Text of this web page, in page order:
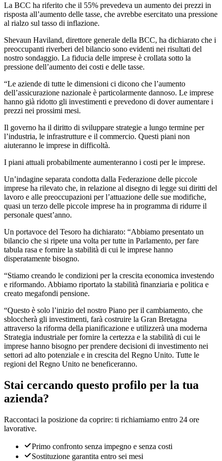
La BCC ha riferito che il 55% prevedeva un aumento dei prezzi in
risposta all’aumento delle tasse, che avrebbe esercitato una pressione
al rialzo sul tasso di inflazione.
Shevaun Haviland, direttore generale della BCC, ha dichiarato che i
preoccupanti riverberi del bilancio sono evidenti nei risultati del
nostro sondaggio. La fiducia delle imprese è crollata sotto la
pressione dell’aumento dei costi e delle tasse.
“Le aziende di tutte le dimensioni ci dicono che l’aumento
dell’assicurazione nazionale è particolarmente dannoso. Le imprese
hanno già ridotto gli investimenti e prevedono di dover aumentare i
prezzi nei prossimi mesi.
Il governo ha il diritto di sviluppare strategie a lungo termine per
l’industria, le infrastrutture e il commercio. Questi piani non
aiuteranno le imprese in difficoltà.
I piani attuali probabilmente aumenteranno i costi per le imprese.
Un’indagine separata condotta dalla Federazione delle piccole
imprese ha rilevato che, in relazione al disegno di legge sui diritti del
lavoro e alle preoccupazioni per l’attuazione delle sue modifiche,
quasi un terzo delle piccole imprese ha in programma di ridurre il
personale quest’anno.
Un portavoce del Tesoro ha dichiarato: “Abbiamo presentato un
bilancio che si ripete una volta per tutte in Parlamento, per fare
tabula rasa e fornire la stabilità di cui le imprese hanno
disperatamente bisogno.
“Stiamo creando le condizioni per la crescita economica investendo
e riformando. Abbiamo riportato la stabilità finanziaria e politica e
creato megafondi pensione.
“Questo è solo l’inizio del nostro Piano per il cambiamento, che
sbloccherà gli investimenti, farà costruire la Gran Bretagna
attraverso la riforma della pianificazione e utilizzerà una moderna
Strategia industriale per fornire la certezza e la stabilità di cui le
imprese hanno bisogno per prendere decisioni di investimento nei
settori ad alto potenziale e in crescita del Regno Unito. Tutte le
regioni del Regno Unito ne beneficeranno.
Stai cercando questo profilo per la tua
azienda?
Raccontaci la posizione da coprire: ti richiamiamo entro 24 ore
lavorative.
Primo confronto senza impegno e senza costi
Sostituzione garantita entro sei mesi